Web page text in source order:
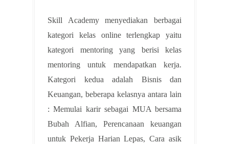
Skill Academy menyediakan berbagai
kategori kelas online terlengkap yaitu
kategori mentoring yang berisi kelas
mentoring untuk mendapatkan kerja.
Kategori kedua adalah Bisnis dan
Keuangan, beberapa kelasnya antara lain
: Memulai karir sebagai MUA bersama
Bubah Alfian, Perencanaan keuangan
untuk Pekerja Harian Lepas, Cara asik